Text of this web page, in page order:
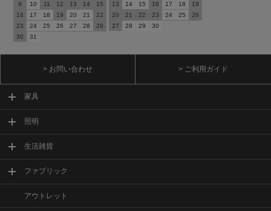
9
10 11 12 13 14
15
16
17 18 19 20 21
22
23
24 25 26 27 28
29
30
31
13
14 15 16 17 18
19
20
21 22 23 24 25
26
27
28 29 30
> お問い合わせ > ご利用ガイド
家具
照明
生活雑貨
ファブリック
アウトレット